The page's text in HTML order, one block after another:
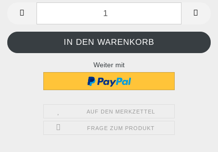
Weiter mit
AUF DEN MERKZETTEL
FRAGE ZUM PRODUKT